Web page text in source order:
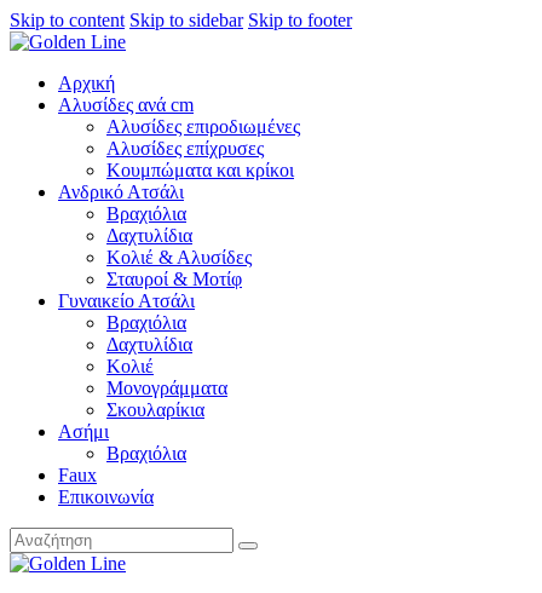
Skip to content Skip to sidebar Skip to footer
Αρχική
Αλυσίδες ανά cm
Αλυσίδες επιροδιωμένες
Αλυσίδες επίχρυσες
Κουμπώματα και κρίκοι
Ανδρικό Ατσάλι
Βραχιόλια
Δαχτυλίδια
Κολιέ & Αλυσίδες
Σταυροί & Μοτίφ
Γυναικείο Ατσάλι
Βραχιόλια
Δαχτυλίδια
Κολιέ
Μονογράμματα
Σκουλαρίκια
Ασήμι
Βραχιόλια
Faux
Επικοινωνία